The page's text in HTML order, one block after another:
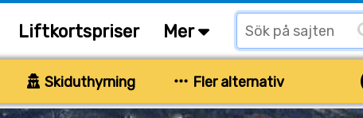
Liftkortspriser Mer
Skiduthyrning Fler alternativ